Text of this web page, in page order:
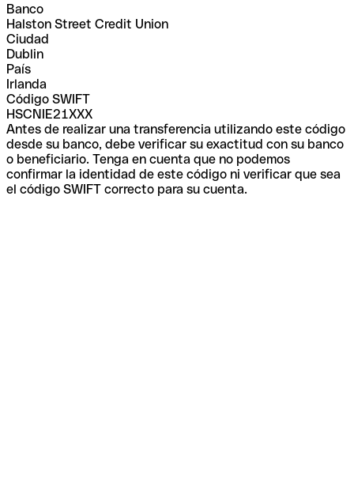
Banco
Halston Street Credit Union
Ciudad
Dublin
País
Irlanda
Código SWIFT
HSCNIE21XXX
Antes de realizar una transferencia utilizando este código
desde su banco, debe verificar su exactitud con su banco
o beneficiario. Tenga en cuenta que no podemos
confirmar la identidad de este código ni verificar que sea
el código SWIFT correcto para su cuenta.